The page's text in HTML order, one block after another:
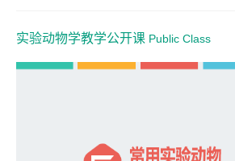
实验动物学教学公开课 Public Class